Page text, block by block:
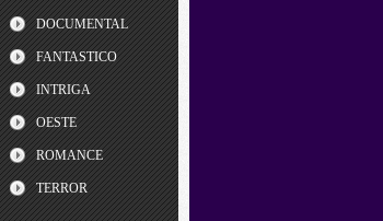
DOCUMENTAL
FANTASTICO
INTRIGA
OESTE
ROMANCE
TERROR